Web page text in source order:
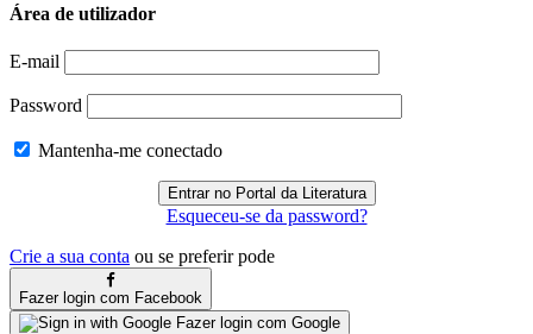
Área de utilizador
E-mail
Password
Mantenha-me conectado
Esqueceu-se da password?
Crie a sua conta ou se preferir pode
Fazer login com Facebook
Fazer login com Google